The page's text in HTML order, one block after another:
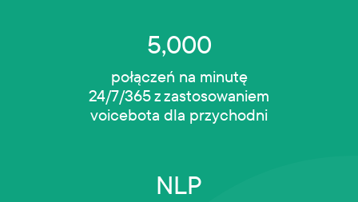
5,000
połączeń na minutę
24/7/365 z zastosowaniem
voicebota dla przychodni
NLP